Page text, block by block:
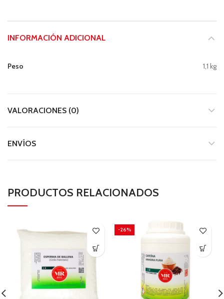
INFORMACIÓN ADICIONAL
Peso 1,1 kg
VALORACIONES (0)
ENVÍOS
PRODUCTOS RELACIONADOS
-26%